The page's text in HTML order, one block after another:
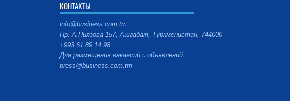
КОНТАКТЫ
info@business.com.tm
Пр. А.Ниязова 157, Ашгабат, Туркменистан, 744000
+993 61 89 14 98
Для размещения вакансий и объявлений:
press@business.com.tm